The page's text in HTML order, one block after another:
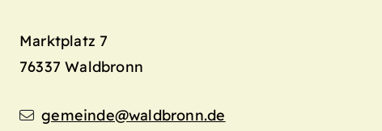
Marktplatz 7
76337 Waldbronn
gemeinde@waldbronn.de